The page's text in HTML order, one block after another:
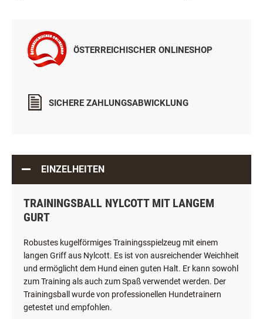
ÖSTERREICHISCHER ONLINESHOP
SICHERE ZAHLUNGSABWICKLUNG
EINZELHEITEN
TRAININGSBALL NYLCOTT MIT LANGEM
GURT
Robustes kugelförmiges Trainingsspielzeug mit einem
langen Griff aus Nylcott. Es ist von ausreichender Weichheit
und ermöglicht dem Hund einen guten Halt. Er kann sowohl
zum Training als auch zum Spaß verwendet werden. Der
Trainingsball wurde von professionellen Hundetrainern
getestet und empfohlen.